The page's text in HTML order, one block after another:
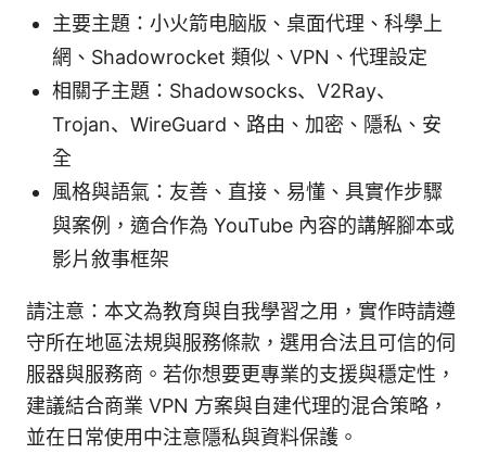
主要主題：小火箭电脑版、桌面代理、科學上
網、Shadowrocket 類似、VPN、代理設定
相關子主題：Shadowsocks、V2Ray、
Trojan、WireGuard、路由、加密、隱私、安
全
風格與語氣：友善、直接、易懂、具實作步驟
與案例，適合作為 YouTube 內容的講解腳本或
影片敘事框架
請注意：本文為教育與自我學習之用，實作時請遵
守所在地區法規與服務條款，選用合法且可信的伺
服器與服務商。若你想要更專業的支援與穩定性，
建議結合商業 VPN 方案與自建代理的混合策略，
並在日常使用中注意隱私與資料保護。